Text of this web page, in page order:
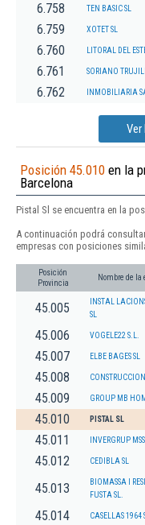
6.758 TEN BASIC SL
6.759 XOTET SL
6.760 LITORAL DEL ESTE
6.761 SORIANO
6.762 INMOBILIARIA
Ver
Posición 45.010 en la
Barcelona
Pistal Sl se encuentra en la
A continuación podrá
empresas con posiciones
Posición
Provincia
Nombre de la
45.005
INSTAL
SL
45.006 VOGELE22 S.L.
45.007 ELBE BAGES SL
45.008
45.009 GROUP MB
45.010 PISTAL SL
45.011 INVERGRUP
45.012 CEDIBLA SL
45.013
BIOMASSA I
FUSTA SL.
45.014 CASELLAS 1964